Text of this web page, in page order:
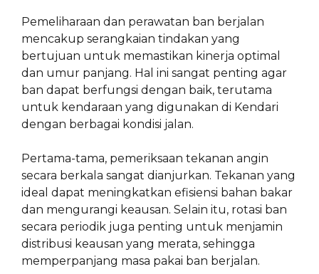
Pemeliharaan dan perawatan ban berjalan
mencakup serangkaian tindakan yang
bertujuan untuk memastikan kinerja optimal
dan umur panjang. Hal ini sangat penting agar
ban dapat berfungsi dengan baik, terutama
untuk kendaraan yang digunakan di Kendari
dengan berbagai kondisi jalan.
Pertama-tama, pemeriksaan tekanan angin
secara berkala sangat dianjurkan. Tekanan yang
ideal dapat meningkatkan efisiensi bahan bakar
dan mengurangi keausan. Selain itu, rotasi ban
secara periodik juga penting untuk menjamin
distribusi keausan yang merata, sehingga
memperpanjang masa pakai ban berjalan.